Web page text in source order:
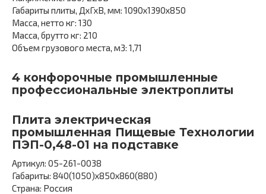
Габариты плиты, ДхГхВ, мм: 1090х1390х850
Масса, нетто кг: 130
Масса, брутто кг: 210
Объем грузового места, м3: 1,71
4 конфорочные промышленные
профессиональные электроплиты
Плита электрическая
промышленная Пищевые Технологии
ПЭП-0,48-01 на подставке
Артикул: 05-261-0038
Габариты: 840(1050)х850х860(880)
Страна: Россия